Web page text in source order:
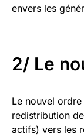
envers les
2/ Le
Le nouvel
redistribution
actifs) vers les